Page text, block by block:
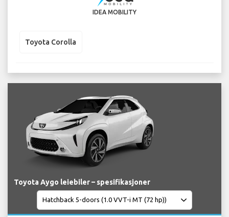
IDEA MOBILITY
Toyota Corolla
Toyota Aygo leiebiler – spesifikasjoner